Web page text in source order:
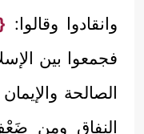
وانقادوا وقالوا:
فجمعوا بين
الصالحة
النفاق ومن